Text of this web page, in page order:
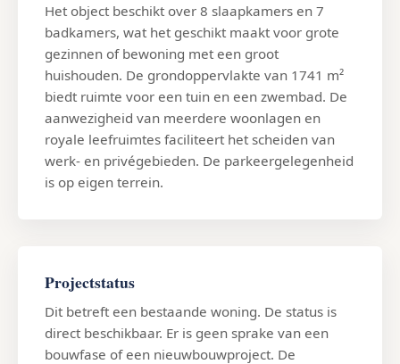
Het object beschikt over 8 slaapkamers en 7
badkamers, wat het geschikt maakt voor grote
gezinnen of bewoning met een groot
huishouden. De grondoppervlakte van 1741 m²
biedt ruimte voor een tuin en een zwembad. De
aanwezigheid van meerdere woonlagen en
royale leefruimtes faciliteert het scheiden van
werk- en privégebieden. De parkeergelegenheid
is op eigen terrein.
Projectstatus
Dit betreft een bestaande woning. De status is
direct beschikbaar. Er is geen sprake van een
bouwfase of een nieuwbouwproject. De